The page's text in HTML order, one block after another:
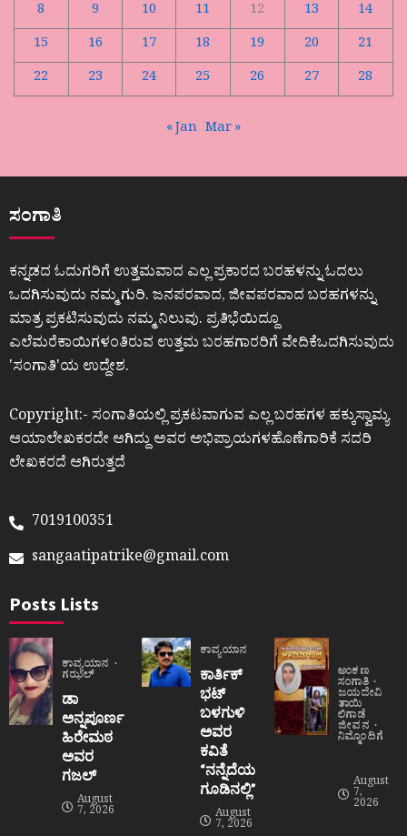
8
9 10 11 12 13
14
15
16 17 18 19 20
21
22
23 24 25 26 27 28
« Jan Mar »
ಸಂಗಾತಿ
ಕನ್ನಡದ ಓದುಗರಿಗೆ ಉತ್ತಮವಾದ ಎಲ್ಲ ಪ್ರಕಾರದ ಬರಹಳನ್ನು ಓದಲು
ಒದಗಿಸುವುದು ನಮ್ಮ ಗುರಿ. ಜನಪರವಾದ, ಜೀವಪರವಾದ ಬರಹಗಳನ್ನು
ಮಾತ್ರ ಪ್ರಕಟಿಸುವುದು ನಮ್ಮ ನಿಲುವು. ಪ್ರತಿಭೆಯಿದ್ದೂ
ಎಲೆಮರೆಕಾಯಿಗಳಂತಿರುವ ಉತ್ತಮ ಬರಹಗಾರರಿಗೆ ವೇದಿಕೆಒದಗಿಸುವುದು
ʼಸಂಗಾತಿʼಯ ಉದ್ದೇಶ.
Copyright:- ಸಂಗಾತಿಯಲ್ಲಿ ಪ್ರಕಟವಾಗುವ ಎಲ್ಲ ಬರಹಗಳ ಹಕ್ಕುಸ್ವಾಮ್ಯ
ಆಯಾಲೇಖಕರದೇ ಆಗಿದ್ದು ಅವರ ಅಭಿಪ್ರಾಯಗಳಹೊಣೆಗಾರಿಕೆ ಸದರಿ
ಲೇಖಕರದೆ ಆಗಿರುತ್ತದೆ
7019100351
sangaatipatrike@gmail.com
Posts Lists
ಕಾವ್ಯಯಾನ
ಗಝಲ್
ಡಾ
ಅನ್ನಪೂರ್ಣ
ಹಿರೇಮಠ
ಅವರ
ಗಜಲ್
August
7, 2026
ಕಾವ್ಯಯಾನ
ಕಾರ್ತಿಕ್
ಭಟ್
ಬಳಗುಳಿ
ಅವರ
ಕವಿತೆ
“ನನ್ನೆದೆಯ
ಗೂಡಿನಲ್ಲಿ”
August
7, 2026
ಅಂಕಣ
ಸಂಗಾತಿ
ಜಯದೇವಿ
ತಾಯಿ
ಲಿಗಾಡೆ
ಜೀವನ
ನಿಮ್ಮೊಂದಿಗೆ
August
7,
2026